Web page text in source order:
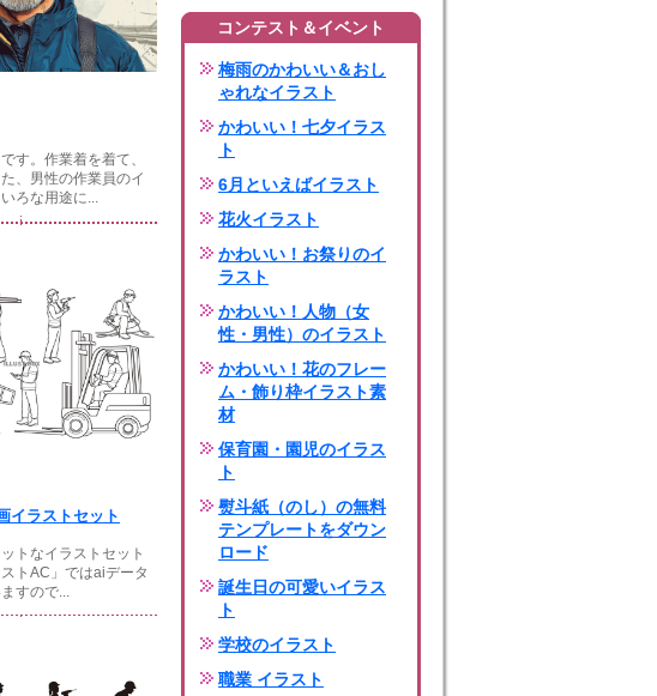
す。作業着を着て、
、男性の作業員のイ
ろな用途に...
イラストセット
トなイラストセット
トAC」ではaiデータ
すので...
コンテスト＆イベント
梅雨のかわいい＆おし
ゃれなイラスト
かわいい！七夕イラス
ト
6月といえばイラスト
花火イラスト
かわいい！お祭りのイ
ラスト
かわいい！人物（女
性・男性）のイラスト
かわいい！花のフレー
ム・飾り枠イラスト素
材
保育園・園児のイラス
ト
熨斗紙（のし）の無料
テンプレートをダウン
ロード
誕生日の可愛いイラス
ト
学校のイラスト
職業 イラスト